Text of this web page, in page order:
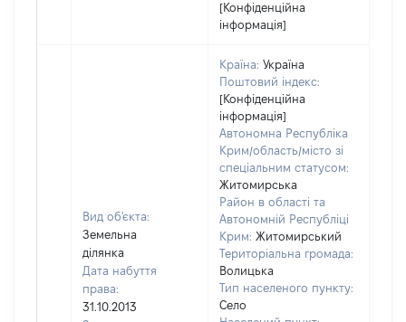
[Конфіденційна
інформація]
Вид об'єкта:
Земельна
ділянка
Дата набуття
права:
31.10.2013
Країна: Україна
Поштовий індекс:
[Конфіденційна
інформація]
Автономна Республіка
Крим/область/місто зі
спеціальним статусом:
Житомирська
Район в області та
Автономній Республіці
Крим: Житомирський
Територіальна громада:
Волицька
Тип населеного пункту:
Село